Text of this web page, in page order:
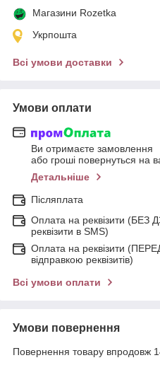
Магазини Rozetka
Укрпошта
Всі умови доставки
Умови оплати
Ви отримаєте замовлення
або гроші повернуться на
Детальніше
Післяплата
Оплата на реквізити (БЕЗ
реквізити в SMS)
Оплата на реквізити
відправкою реквізитів)
Всі умови оплати
Умови повернення
Повернення товару впродовж